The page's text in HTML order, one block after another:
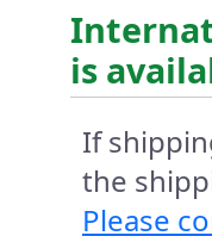
is
If
the
Please